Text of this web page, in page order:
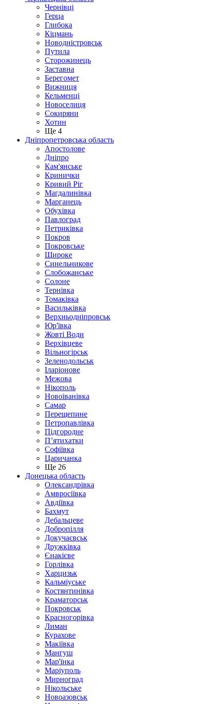
Чернівці
Герца
Глибока
Кіцмань
Новодністровськ
Путила
Сторожинець
Заставна
Берегомет
Вижниця
Кельменці
Новоселиця
Сокиряни
Хотин
Ще 4
Дніпропетровська область
Апостолове
Дніпро
Кам'янське
Кринички
Кривий Ріг
Магдалинівка
Марганець
Обухівка
Павлоград
Петриківка
Покров
Покровське
Широке
Синельникове
Слобожанське
Солоне
Тернівка
Томаківка
Васильківка
Верхньодніпровськ
Юр'ївка
Жовті Води
Верхівцеве
Вільногірськ
Зеленодольськ
Іларіонове
Межова
Нікополь
Новоіванівка
Самар
Перещепине
Петропавлівка
Підгородне
П’ятихатки
Софіївка
Царичанка
Ще 26
Донецька область
Олександрівка
Амвросіївка
Авдіївка
Бахмут
Дебальцеве
Добропілля
Докучаєвськ
Дружківка
Єнакієве
Горлівка
Харцизьк
Кальміуське
Костянтинівка
Краматорськ
Покровськ
Красногорівка
Лиман
Курахове
Макіївка
Мангуш
Мар'їнка
Маріуполь
Мирноград
Нікольське
Новоазовськ